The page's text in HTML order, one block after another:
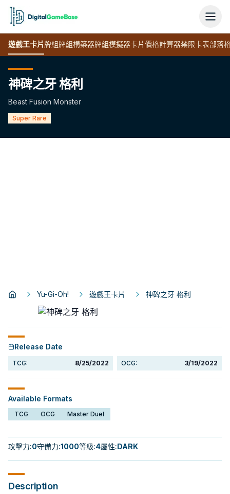
遊戲王卡片牌組牌組構築器牌組模擬器卡片價格計算器禁限卡表部落
神碑之牙 格利
Beast Fusion Monster
Super Rare
Yu-Gi-Oh! 遊戲王卡片 神碑之牙 格利
Release Date
TCG: 8/25/2022 OCG: 3/19/2022
Available Formats
TCG OCG Master Duel
攻擊力:0守備力:1000等級:4屬性:DARK
Description